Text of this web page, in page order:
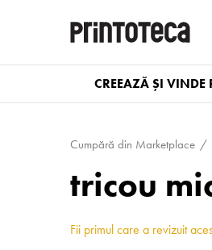
CREEAZĂ ȘI VINDE
Cumpără din Marketplace
tricou
Fii primul care a revizuit